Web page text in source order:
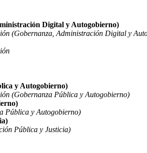
Digital y Autogobierno)
(Gobernanza, Administración Digital y
y Autogobierno)
(Gobernanza Pública y Autogobierno)
Pública y Autogobierno)
Pública y Justicia)